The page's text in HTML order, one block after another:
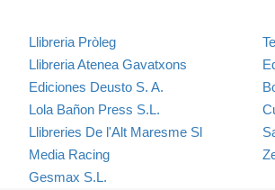
Llibreria Pròleg
Llibreria Atenea Gavatxons
Ediciones Deusto S. A.
Lola Bañon Press S.L.
Llibreries De l'Alt Maresme Sl
Media Racing
Gesmax S.L.